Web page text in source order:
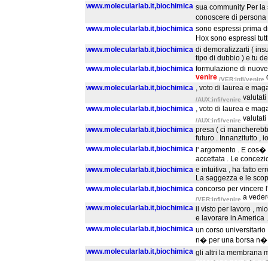
www.molecularlab.it,biochimica sua community Per
conoscere di
www.molecularlab.it,biochimica sono espressi prima
Hox sono espressi
www.molecularlab.it,biochimica di demoralizzarti (
tipo di dubbio ) e tu
www.molecularlab.it,biochimica formulazione di
venire /VER:infi/venire
www.molecularlab.it,biochimica , voto di laurea e
/AUX:infi/venire valutati
www.molecularlab.it,biochimica , voto di laurea e
/AUX:infi/venire valutati
www.molecularlab.it,biochimica presa ( ci
futuro . Innanzitutto ,
www.molecularlab.it,biochimica l' argomento . E
accettata . Le
www.molecularlab.it,biochimica e intuitiva , ha fatto
La saggezza e le
www.molecularlab.it,biochimica concorso per vincere
/VER:infi/venire a
www.molecularlab.it,biochimica il visto per lavoro ,
e lavorare in America
www.molecularlab.it,biochimica un corso
n� per una borsa n�
www.molecularlab.it,biochimica gli altri la membrana